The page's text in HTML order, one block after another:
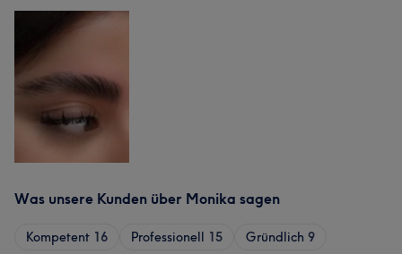
Was unsere Kunden über Monika sagen
Kompetent 16 Professionell 15 Gründlich 9